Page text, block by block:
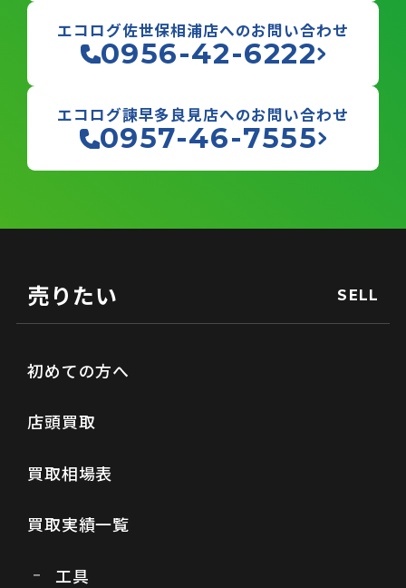
エコログ佐世保相浦店へのお問い合わせ
0956-42-6222
エコログ諫早多良見店へのお問い合わせ
0957-46-7555
売りたい SELL
初めての方へ
店頭買取
買取相場表
買取実績一覧
工具